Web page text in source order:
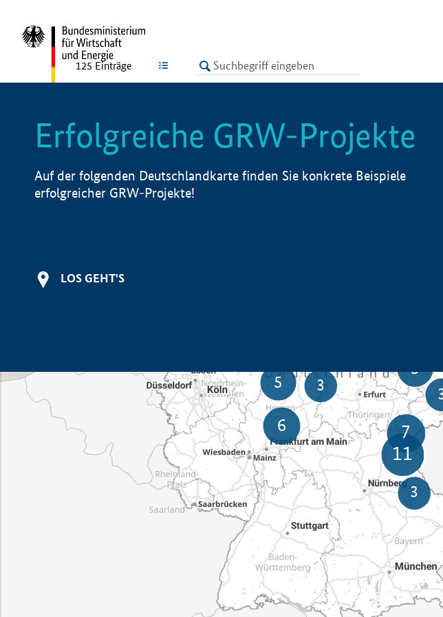
LISTE
125 Einträge
Erfolgreiche GRW-Projekte
Auf der folgenden Deutschlandkarte finden Sie konkrete Beispiele
erfolgreicher GRW-Projekte!
LOS GEHT'S